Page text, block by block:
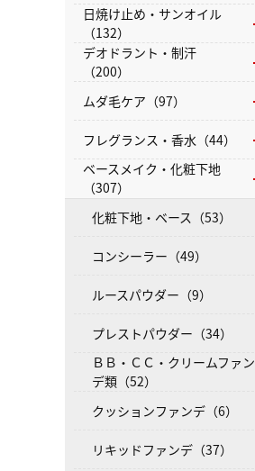
日焼け止め・サンオイル
（132）
デオドラント・制汗
（200）
ムダ毛ケア（97）
フレグランス・香水（44）
ベースメイク・化粧下地
（307）
化粧下地・ベース（53）
コンシーラー（49）
ルースパウダー（9）
プレストパウダー（34）
ＢＢ・ＣＣ・クリームファン
デ類（52）
クッションファンデ（6）
リキッドファンデ（37）